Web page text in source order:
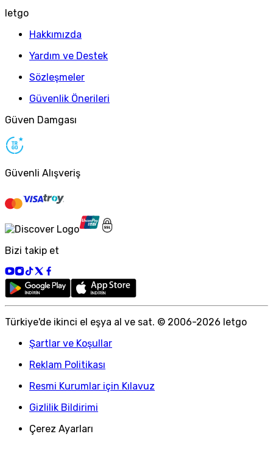
letgo
Hakkımızda
Yardım ve Destek
Sözleşmeler
Güvenlik Önerileri
Güven Damgası
Güvenli Alışveriş
Bizi takip et
Türkiye'de ikinci el eşya al ve sat. © 2006-2026 letgo
Şartlar ve Koşullar
Reklam Politikası
Resmi Kurumlar için Kılavuz
Gizlilik Bildirimi
Çerez Ayarları